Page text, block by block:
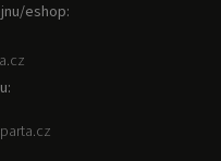
eshop: